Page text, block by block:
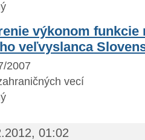
výkonom funkcie
veľvyslanca
2007
vecí
01:02